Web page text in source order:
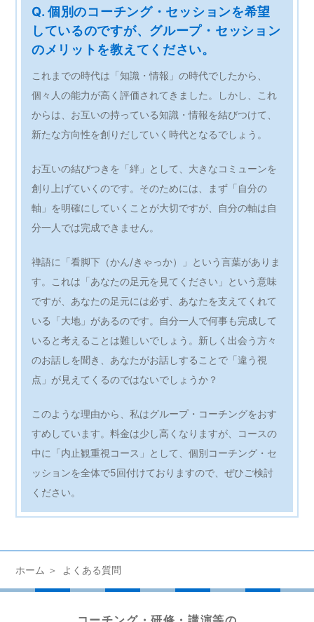
Q. 個別のコーチング・セッションを希望
しているのですが、グループ・セッション
のメリットを教えてください。
これまでの時代は「知識・情報」の時代でしたから、
個々人の能力が高く評価されてきました。しかし、これ
からは、お互いの持っている知識・情報を結びつけて、
新たな方向性を創りだしていく時代となるでしょう。
お互いの結びつきを「絆」として、大きなコミューンを
創り上げていくのです。そのためには、まず「自分の
軸」を明確にしていくことが大切ですが、自分の軸は自
分一人では完成できません。
禅語に「看脚下（かん/きゃっか）」という言葉がありま
す。これは「あなたの足元を見てください」という意味
ですが、あなたの足元には必ず、あなたを支えてくれて
いる「大地」があるのです。自分一人で何事も完成して
いると考えることは難しいでしょう。新しく出会う方々
のお話しを聞き、あなたがお話しすることで「違う視
点」が見えてくるのではないでしょうか？
このような理由から、私はグループ・コーチングをおす
すめしています。料金は少し高くなりますが、コースの
中に「内止観重視コース」として、個別コーチング・セ
ッションを全体で5回付けておりますので、ぜひご検討
ください。
ホーム よくある質問